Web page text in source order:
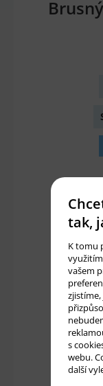
tak,
K tomu
využitím
vašem
s
webu.
další